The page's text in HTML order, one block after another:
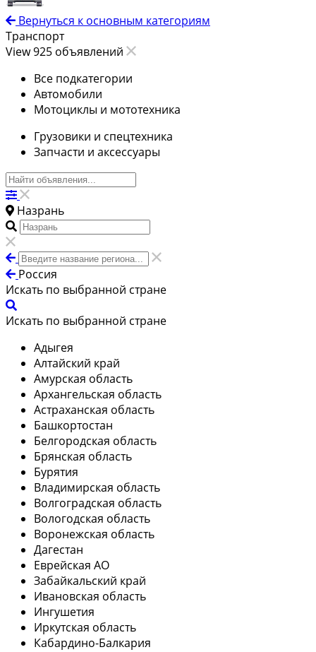
Вернуться к основным категориям
Транспорт
View 925 объявлений
Все подкатегории
Автомобили
Мотоциклы и мототехника
Грузовики и спецтехника
Запчасти и аксессуары
Назрань
Россия
Искать по выбранной стране
Искать по выбранной стране
Адыгея
Алтайский край
Амурская область
Архангельская область
Астраханская область
Башкортостан
Белгородская область
Брянская область
Бурятия
Владимирская область
Волгоградская область
Вологодская область
Воронежская область
Дагестан
Еврейская АО
Забайкальский край
Ивановская область
Ингушетия
Иркутская область
Кабардино-Балкария